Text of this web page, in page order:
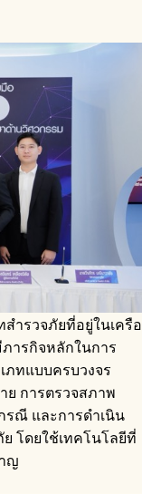
สำรวจภัยที่อยู่ในเครือ
ารกิจหลักในการ
ภทแบบครบวงจร
ย การตรวจสภาพ
รณี และการดำเนิน
โดยใช้เทคโนโลยีที่
ญ